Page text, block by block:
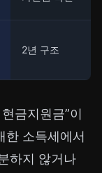
2년 구조
금지원금”이
한 소득세에서
하지 않거나